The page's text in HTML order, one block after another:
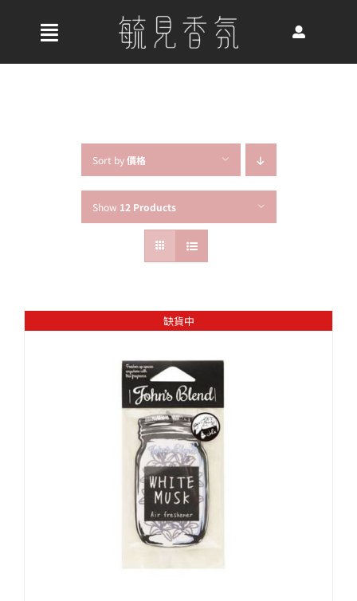
收
關於我們
最新消息
會員專區
Sort by價格
Show 12 Products
缺貨中